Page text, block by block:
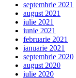
septembrie 2021
august 2021
iulie 2021
iunie 2021
februarie 2021
ianuarie 2021
septembrie 2020
august 2020
iulie 2020